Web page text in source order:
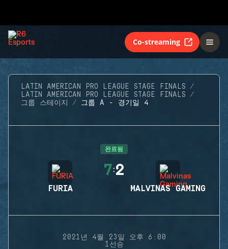
Co-streaming
LATIN AMERICAN PRO LEAGUE STAGE FINALS
LATIN AMERICAN PRO LEAGUE STAGE FINALS
그룹 스테이지
그룹 A - 경기일 4
완료됨
FURIA
7:2
MALVINAS GAMING
2021년 4월 23일 오후 6:00
1선승